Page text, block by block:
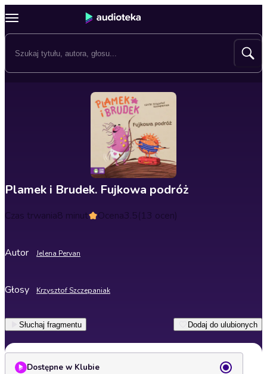
Plamek i Brudek. Fujkowa podróż
Czas trwania8 minut Ocena3.5(13 ocen)
Autor Jelena Pervan
Głosy Krzysztof Szczepaniak
Słuchaj fragmentu Dodaj do ulubionych
Dostępne w Klubie